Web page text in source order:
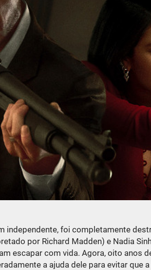
independente, foi completamente
por Richard Madden) e Nadia
escapar com vida. Agora, oito anos
a ajuda dele para evitar que